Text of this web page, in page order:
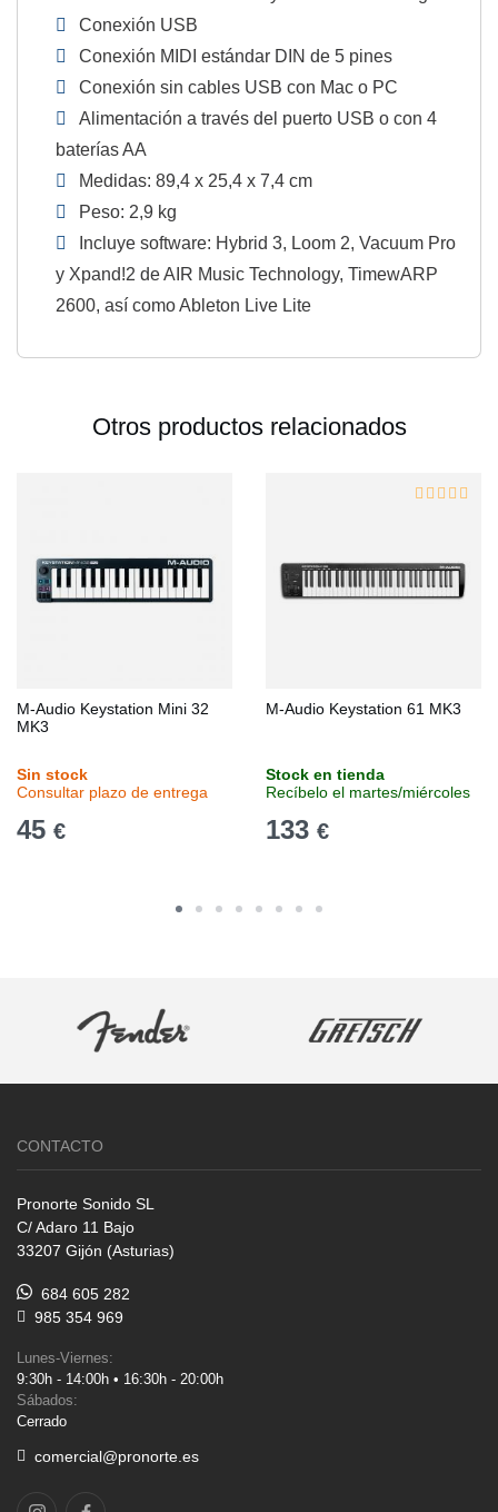
Conexión USB
Conexión MIDI estándar DIN de 5 pines
Conexión sin cables USB con Mac o PC
Alimentación a través del puerto USB o con 4
baterías AA
Medidas: 89,4 x 25,4 x 7,4 cm
Peso: 2,9 kg
Incluye software: Hybrid 3, Loom 2, Vacuum Pro
y Xpand!2 de AIR Music Technology, TimewARP
2600, así como Ableton Live Lite
Otros productos relacionados
M-Audio Keystation Mini 32
MK3
Sin stock
Consultar plazo de entrega
45 €
M-Audio Keystation 61 MK3
Stock en tienda
Recíbelo el martes/miércoles
133 €
CONTACTO
Pronorte Sonido SL
C/ Adaro 11 Bajo
33207 Gijón (Asturias)
684 605 282
985 354 969
Lunes-Viernes:
9:30h - 14:00h • 16:30h - 20:00h
Sábados:
Cerrado
comercial@pronorte.es